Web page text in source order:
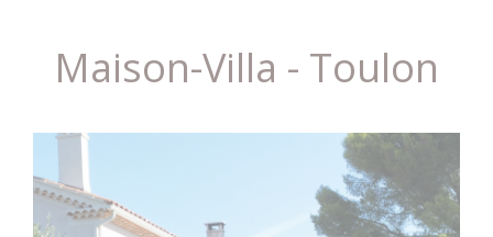
Maison-Villa - Toulon